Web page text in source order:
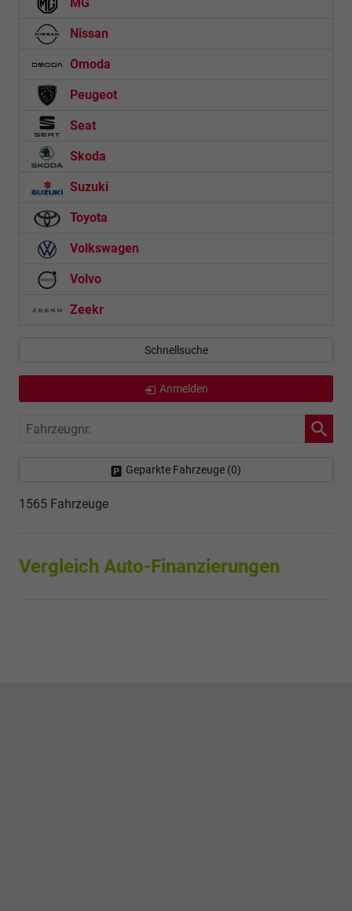
Nissan
Omoda
Peugeot
Seat
Skoda
Suzuki
Toyota
Volkswagen
Volvo
Zeekr
Schnellsuche
Anmelden
Fahrzeugnr.
Geparkte Fahrzeuge (0)
1565 Fahrzeuge
Vergleich Auto-Finanzierungen